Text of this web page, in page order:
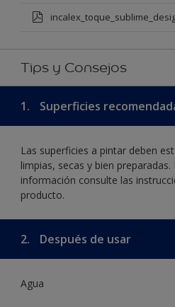
Tips y Consejos
1. Superficies
Las superficies a pintar deben
limpias, secas y bien
información consulte las
producto.
2. Después de usar
Agua